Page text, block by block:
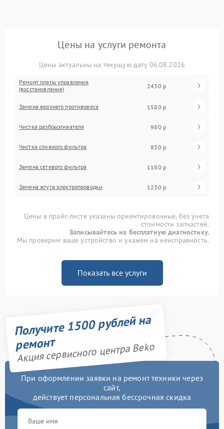
Цены на услуги ремонта
Цены актуальны на текущую дату 06.08.2026
Ремонт платы управления
(восстановление)
2430 р
Замена верхнего противовеса 1580 р
Чистка разбрызгивателя 980 р
Чистка сливного фильтра 830 р
Замена сетевого фильтра 1180 р
Замена жгута электропроводки 1230 р
Цены в прайс-листе указаны ориентировочные, без учета
стоимости запчастей.
Записывайтесь на бесплатную диагностику.
Мы проверим ваше устройство и укажем на неисправность.
Показать все услуги
Получите 1500 рублей на
ремонт
Акция сервисного центра Beko
При оформлении заявки на ремонт техники через
сайт,
действует персональная бессрочная скидка